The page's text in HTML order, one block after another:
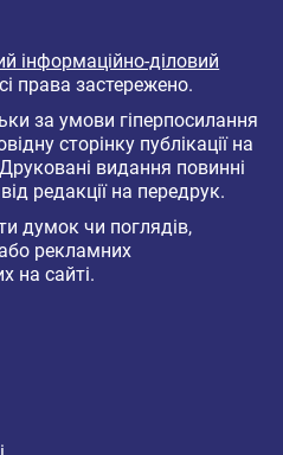
інформаційно-діловий
права застережено.
за умови гіперпосилання
сторінку публікації на
видання повинні
редакції на передрук.
думок чи поглядів,
рекламних
на сайті.